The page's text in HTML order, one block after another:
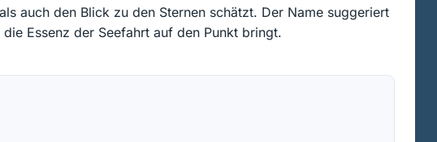
auch den Blick zu den Sternen schätzt. Der Name suggeriert
Essenz der Seefahrt auf den Punkt bringt.